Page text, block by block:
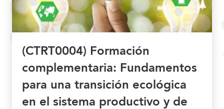
(CTRT0004) Formación
complementaria: Fundamentos
para una transición ecológica
en el sistema productivo y de